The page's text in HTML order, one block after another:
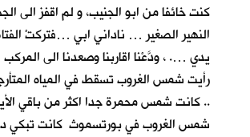
كنت خائفا من ابو الجنيب، و لم اقفز الى
النهير الصغير … ناداني ابي …فتركتْ
يدي …. ، ودَّعْنا اقاربنا وصعدنا الى
رأيت شمس الغروب تسقط في المياه
.. كانت شمس محمرة جدا اكثر من باقي
شمس الغروب في بورتسموث كانت تبكي